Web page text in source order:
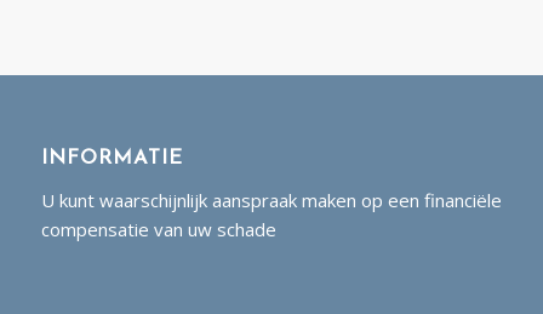
INFORMATIE
U kunt waarschijnlijk aanspraak maken op een financiële
compensatie van uw schade